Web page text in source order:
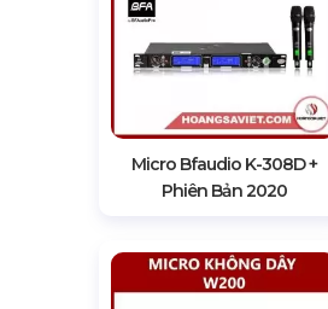
Micro Bfaudio K-308D +
Phiên Bản 2020